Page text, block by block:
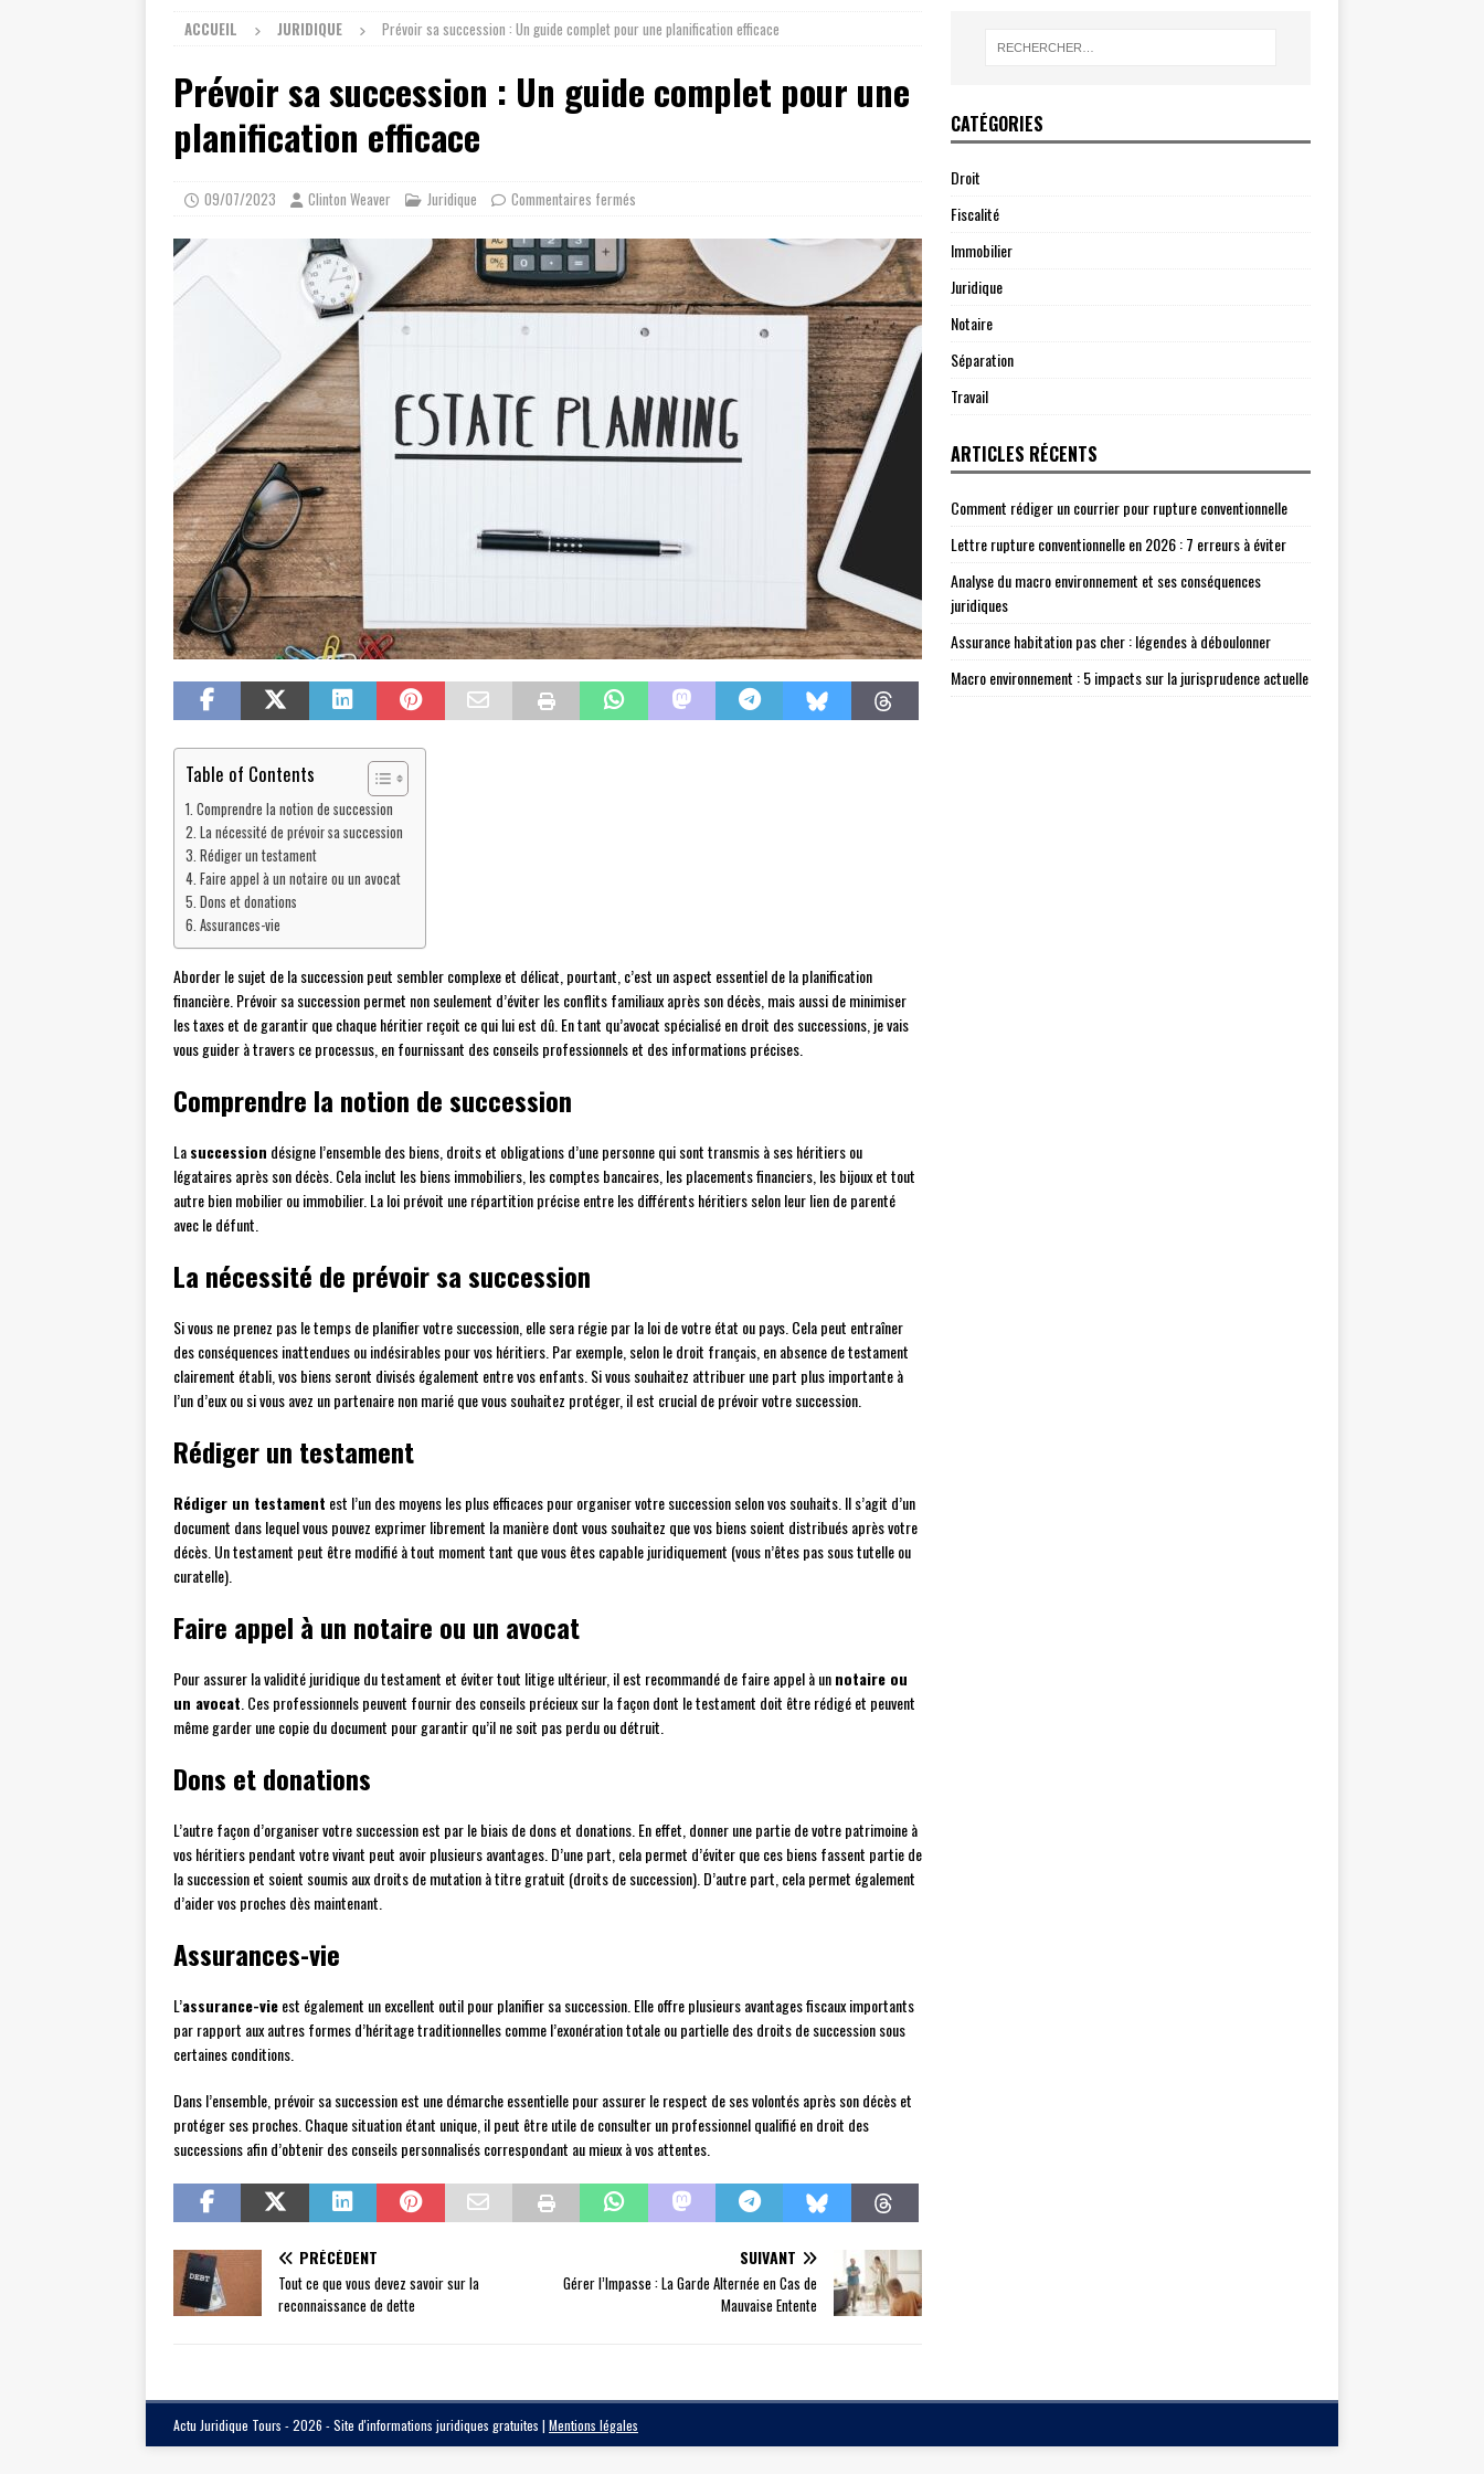
ACCUEIL JURIDIQUE Prévoir sa succession : Un guide complet pour une planification efficace
Prévoir sa succession : Un guide complet pour une
planification efficace
09/07/2023 Clinton Weaver Juridique Commentaires fermés
Table of Contents
Comprendre la notion de succession
La nécessité de prévoir sa succession
Rédiger un testament
Faire appel à un notaire ou un avocat
Dons et donations
Assurances-vie
Aborder le sujet de la succession peut sembler complexe et délicat, pourtant, c’est un aspect essentiel de la planification
financière. Prévoir sa succession permet non seulement d’éviter les conflits familiaux après son décès, mais aussi de minimiser
les taxes et de garantir que chaque héritier reçoit ce qui lui est dû. En tant qu’avocat spécialisé en droit des successions, je vais
vous guider à travers ce processus, en fournissant des conseils professionnels et des informations précises.
Comprendre la notion de succession
Lasuccession désigne l’ensemble des biens, droits et obligations d’une personne qui sont transmis à ses héritiers ou
légataires après son décès. Cela inclut les biens immobiliers, les comptes bancaires, les placements financiers, les bijoux et tout
autre bien mobilier ou immobilier. La loi prévoit une répartition précise entre les différents héritiers selon leur lien de parenté
avec le défunt.
La nécessité de prévoir sa succession
Si vous ne prenez pas le temps de planifier votre succession, elle sera régie par la loi de votre état ou pays. Cela peut entraîner
des conséquences inattendues ou indésirables pour vos héritiers. Par exemple, selon le droit français, en absence de testament
clairement établi, vos biens seront divisés également entre vos enfants. Si vous souhaitez attribuer une part plus importante à
l’un d’eux ou si vous avez un partenaire non marié que vous souhaitez protéger, il est crucial de prévoir votre succession.
Rédiger un testament
Rédiger un testament est l’un des moyens les plus efficaces pour organiser votre succession selon vos souhaits. Il s’agit d’un
document dans lequel vous pouvez exprimer librement la manière dont vous souhaitez que vos biens soient distribués après votre
décès. Un testament peut être modifié à tout moment tant que vous êtes capable juridiquement (vous n’êtes pas sous tutelle ou
curatelle).
Faire appel à un notaire ou un avocat
Pour assurer la validité juridique du testament et éviter tout litige ultérieur, il est recommandé de faire appel à unnotaire ou
un avocat . Ces professionnels peuvent fournir des conseils précieux sur la façon dont le testament doit être rédigé et peuvent
même garder une copie du document pour garantir qu’il ne soit pas perdu ou détruit.
Dons et donations
L’autre façon d’organiser votre succession est par le biais de dons et donations. En effet, donner une partie de votre patrimoine à
vos héritiers pendant votre vivant peut avoir plusieurs avantages. D’une part, cela permet d’éviter que ces biens fassent partie de
la succession et soient soumis aux droits de mutation à titre gratuit (droits de succession). D’autre part, cela permet également
d’aider vos proches dès maintenant.
Assurances-vie
L’assurance-vieest également un excellent outil pour planifier sa succession. Elle offre plusieurs avantages fiscaux importants
par rapport aux autres formes d’héritage traditionnelles comme l’exonération totale ou partielle des droits de succession sous
certaines conditions.
Dans l’ensemble, prévoir sa succession est une démarche essentielle pour assurer le respect de ses volontés après son décès et
protéger ses proches. Chaque situation étant unique, il peut être utile de consulter un professionnel qualifié en droit des
successions afin d’obtenir des conseils personnalisés correspondant au mieux à vos attentes.
PRÉCÉDENT
Tout ce que vous devez savoir sur la
reconnaissance de dette
SUIVANT
Gérer l’Impasse : La Garde Alternée en Cas de
Mauvaise Entente
CATÉGORIES
Droit
Fiscalité
Immobilier
Juridique
Notaire
Séparation
Travail
ARTICLES RÉCENTS
Comment rédiger un courrier pour rupture conventionnelle
Lettre rupture conventionnelle en 2026 : 7 erreurs à éviter
Analyse du macro environnement et ses conséquences
juridiques
Assurance habitation pas cher : légendes à déboulonner
Macro environnement : 5 impacts sur la jurisprudence actuelle
Actu Juridique Tours - 2026 - Site d'informations juridiques gratuites | Mentions légales